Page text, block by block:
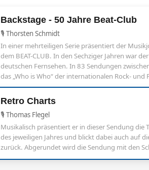
Backstage - 50 Jahre Beat-Club
🎙️ Thorsten Schmidt
In einer mehrteiligen Serie präsentiert der
dem BEAT-CLUB. In den Sechziger Jahren war
deutschen Fernsehen. In 83 Sendungen
das „Who is Who“ der internationalen Rock-
Retro Charts
🎙️ Thomas Flegel
Musikalisch präsentiert er in dieser Sendung die
des jeweiligen Jahres und blickt dabei auch auf
zurück. Abgerundet wird die Sendung mit den